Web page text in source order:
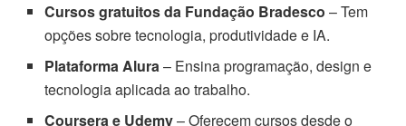
Cursos gratuitos da Fundação Bradesco – Tem
opções sobre tecnologia, produtividade e IA.
Plataforma Alura– Ensina programação, design e
tecnologia aplicada ao trabalho.
Coursera e Udemy– Oferecem cursos desde o